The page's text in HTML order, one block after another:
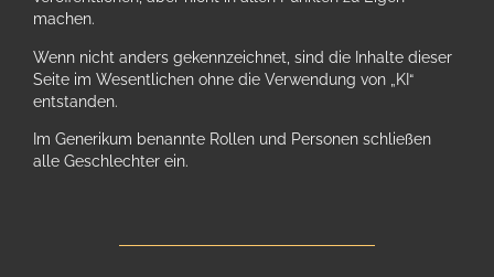
machen.
Wenn nicht anders gekennzeichnet, sind die Inhalte dieser
Seite im Wesentlichen ohne die Verwendung von „KI“
entstanden.
Im Generikum benannte Rollen und Personen schließen
alle Geschlechter ein.